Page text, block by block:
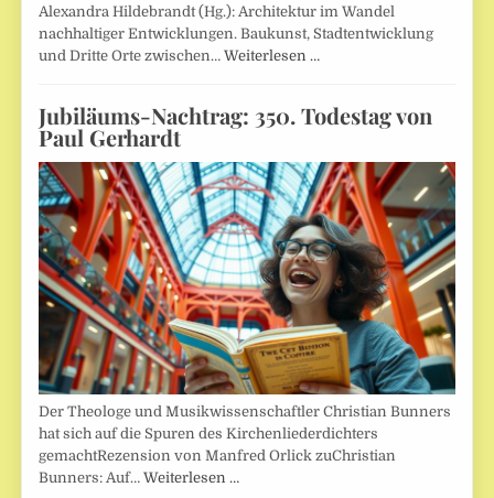
Alexandra Hildebrandt (Hg.): Architektur im Wandel
nachhaltiger Entwicklungen. Baukunst, Stadtentwicklung
und Dritte Orte zwischen…Weiterlesen …
Jubiläums-Nachtrag: 350. Todestag von
Paul Gerhardt
Der Theologe und Musikwissenschaftler Christian Bunners
hat sich auf die Spuren des Kirchenliederdichters
gemachtRezension von Manfred Orlick zuChristian
Bunners: Auf…Weiterlesen …